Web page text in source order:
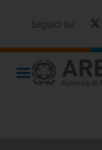
Seguici su: